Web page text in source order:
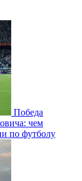
Победа
чем
по футболу